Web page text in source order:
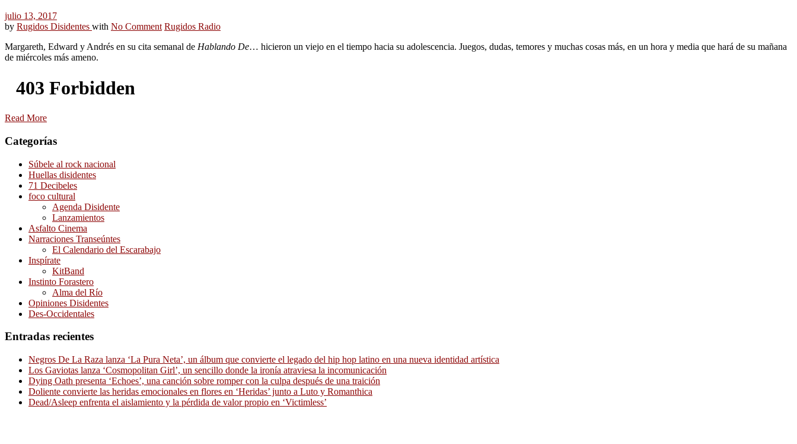
julio 13, 2017
by Rugidos Disidentes with No Comment Rugidos Radio
Margareth, Edward y Andrés en su cita semanal de Hablando De… hicieron un viejo en el tiempo hacia su adolescencia. Juegos, dudas, temores y muchas cosas más, en un hora y media que hará de su mañana
de miércoles más ameno.
Read More
Categorías
Súbele al rock nacional
Huellas disidentes
71 Decibeles
foco cultural
Agenda Disidente
Lanzamientos
Asfalto Cinema
Narraciones Transeúntes
El Calendario del Escarabajo
Inspírate
KitBand
Instinto Forastero
Alma del Río
Opiniones Disidentes
Des-Occidentales
Entradas recientes
Negros De La Raza lanza ‘La Pura Neta’, un álbum que convierte el legado del hip hop latino en una nueva identidad artística
Los Gaviotas lanza ‘Cosmopolitan Girl’, un sencillo donde la ironía atraviesa la incomunicación
Dying Oath presenta ‘Echoes’, una canción sobre romper con la culpa después de una traición
Doliente convierte las heridas emocionales en flores en ‘Heridas’ junto a Luto y Romanthica
Dead/Asleep enfrenta el aislamiento y la pérdida de valor propio en ‘Victimless’